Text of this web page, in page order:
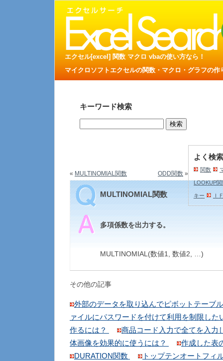
エクセル[excel] 関数 マクロ vbaの使い方なら！
マイクロソフトエクセルの関数・マクロ・グラフの
キーワード検索
よく検
関数
LOOKUP関
キー Ｉ
« MULTINOMIAL関数 ODD関数 »
MULTINOMIAL関数
多項係数を出力する。
MULTINOMIAL(数値1, 数値2, …)
その他の記事
外部のデータを取り込んでピボットテーブ
ァイルにパスワードを付けて利用を制限した
作るには？
商品コード入力で全てを入力
体画像を効果的に使うには？
作成した表
DURATION関数
トップテンオートフィ